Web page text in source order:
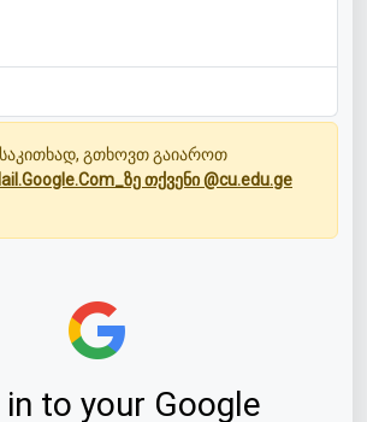
გთხოვთ გაიაროთ
თქვენი @cu.edu.ge